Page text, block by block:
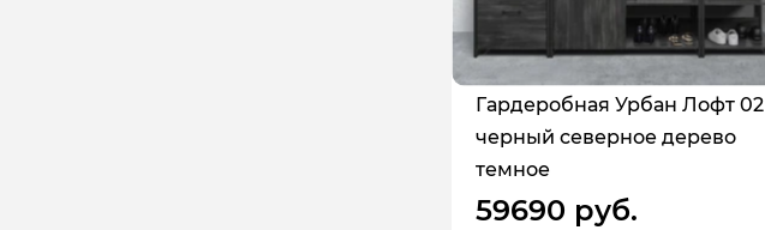
Гардеробная Урбан Лофт 02
черный северное дерево
темное
59690 руб.